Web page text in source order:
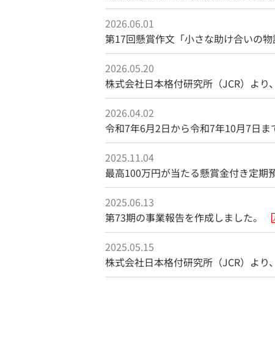
2026.06.01
第17回懸賞作文「小さな助け合いの
2026.05.20
株式会社日本格付研究所（JCR）より
2026.04.02
令和7年6月2日から令和7年10月7日
2025.11.04
最高100万円が当たる懸賞金付き定期
2025.06.13
第73期の事業報告を作成しました。
2025.05.15
株式会社日本格付研究所（JCR）より